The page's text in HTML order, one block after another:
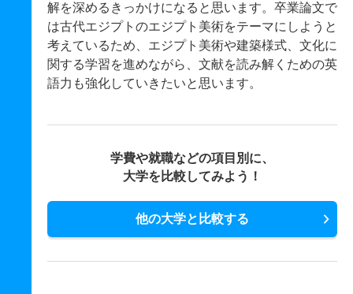
解を深めるきっかけになると思います。卒業論文で
は古代エジプトのエジプト美術をテーマにしようと
考えているため、エジプト美術や建築様式、文化に
関する学習を進めながら、文献を読み解くための英
語力も強化していきたいと思います。
学費や就職などの項目別に、
大学を比較してみよう！
他の大学と比較する